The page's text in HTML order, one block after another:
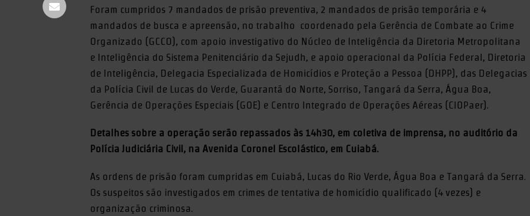
Foram cumpridos 7 mandados de prisão preventiva, 2 mandados de prisão temporária e 4
mandados de busca e apreensão, no trabalho coordenado pela Gerência de Combate ao Crime
Organizado (GCCO), com apoio investigativo do Núcleo de Inteligência da Diretoria Metropolitana
e Inteligência do Sistema Penitenciário da Sejudh, e apoio operacional da Polícia Federal, Diretoria
de Inteligência, Delegacia Especializada de Homicídios e Proteção a Pessoa (DHPP), das Delegacias
da Polícia Civil de Lucas do Verde, Guarantã do Norte, Sorriso, Tangará da Serra, Água Boa,
Gerência de Operações Especiais (GOE) e Centro Integrado de Operações Aéreas (CIOPaer).
Detalhes sobre a operação serão repassados às 14h30, em coletiva de imprensa, no auditório da
Polícia Judiciária Civil, na Avenida Coronel Escolástico, em Cuiabá.
As ordens de prisão foram cumpridas em Cuiabá, Lucas do Rio Verde, Água Boa e Tangará da Serra.
Os suspeitos são investigados em crimes de tentativa de homicídio qualificado (4 vezes) e
organização criminosa.